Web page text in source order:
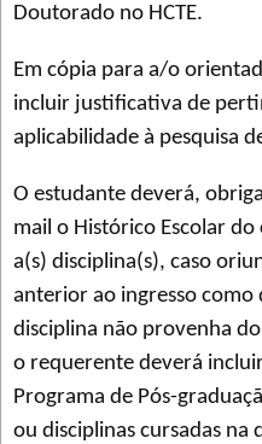
Doutorado no HCTE.
Em cópia para a/o
incluir justificativa de
aplicabilidade à pesquisa
O estudante deverá,
mail o Histórico Escolar
a(s) disciplina(s), caso
anterior ao ingresso como
disciplina não provenha
o requerente deverá
Programa de Pós-
ou disciplinas cursadas na